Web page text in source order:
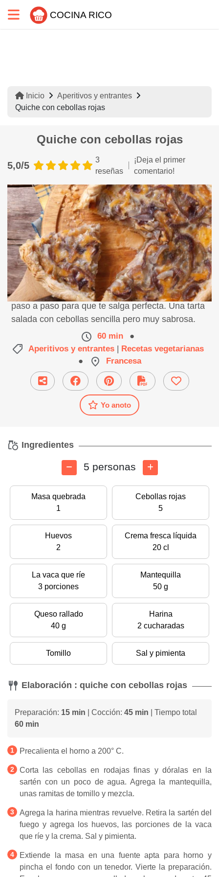
COCINA RICO
Inicio
Aperitivos y entrantes
Quiche con cebollas rojas
Quiche con cebollas rojas
5,0/5
3
reseñas
¡Deja el primer
comentario!
Receta con quiche de cebollas rojas, preparación
paso a paso para que te salga perfecta. Una tarta
salada con cebollas sencilla pero muy sabrosa.
60 min
●
Aperitivos y entrantes | Recetas vegetarianas
●
Francesa
Yo anoto
Ingredientes
5 personas
Masa quebrada
1
Cebollas rojas
5
Huevos
2
Crema fresca líquida
20 cl
La vaca que ríe
3 porciones
Mantequilla
50 g
Queso rallado
40 g
Harina
2 cucharadas
Tomillo Sal y pimienta
Elaboración : quiche con cebollas rojas
Preparación: 15 min | Cocción: 45 min | Tiempo total
60 min
Precalienta el horno a 200° C.
Corta las cebollas en rodajas finas y dóralas en la
sartén con un poco de agua. Agrega la mantequilla,
unas ramitas de tomillo y mezcla.
Agrega la harina mientras revuelve. Retira la sartén del
fuego y agrega los huevos, las porciones de la vaca
que ríe y la crema. Sal y pimienta.
Extiende la masa en una fuente apta para horno y
pincha el fondo con un tenedor. Vierte la preparación.